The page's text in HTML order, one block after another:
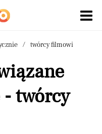
twórcy filmowi
twórcy